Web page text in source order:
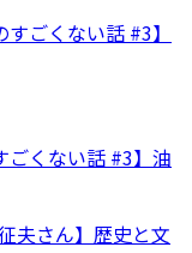
ごくない話 #3】油